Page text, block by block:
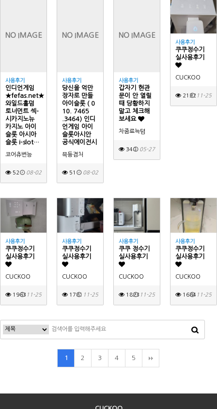
NO IMAGE
사용후기
인디언게임
★fefas.net★
와일드홀덤
토너먼트 섹­
시카­지노뉴
카­지노 아이
슬롯 아시아
슬­롯 i-slot…
코어츄변능
52 08-02
NO IMAGE
사용후기
당신을 억만
장자로 만들
아이슬롯 ( 0
10. 7465
.3464) 인디
언게임 아이
슬롯아시안
공식에이전시
믁듕겸처
51 08-02
NO IMAGE
사용후기
갑자기 현관
문이 안 열릴
때 당황하지
말고 체크해
보세요
차줌료늑텸
340 05-27
사용후기
쿠쿠정수기
실사용후기
CUCKOO
213211-25
사용후기
쿠쿠정수기
실사용후기
CUCKOO
196311-25
사용후기
쿠쿠정수기
실사용후기
CUCKOO
178111-25
사용후기
쿠쿠 정수기
실사용후기
CUCKOO
182311-25
사용후기
쿠쿠정수기
실사용후기
CUCKOO
168411-25
1 2 3 4 5